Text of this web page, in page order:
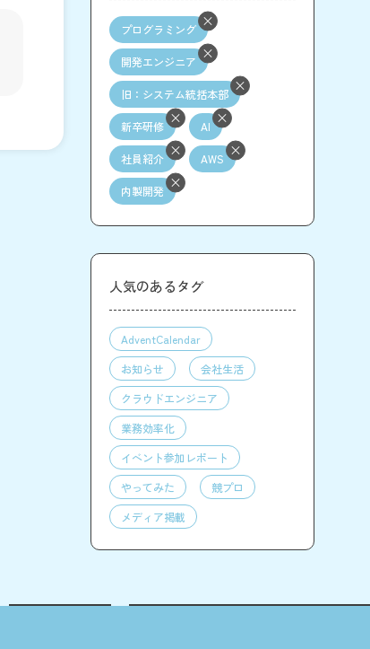
プログラミング
開発エンジニア
旧：システム統括本部
新卒研修 AI
社員紹介 AWS
内製開発
人気のあるタグ
AdventCalendar
お知らせ
会社生活
クラウドエンジニア
業務効率化
イベント参加レポート
やってみた
競プロ
メディア掲載